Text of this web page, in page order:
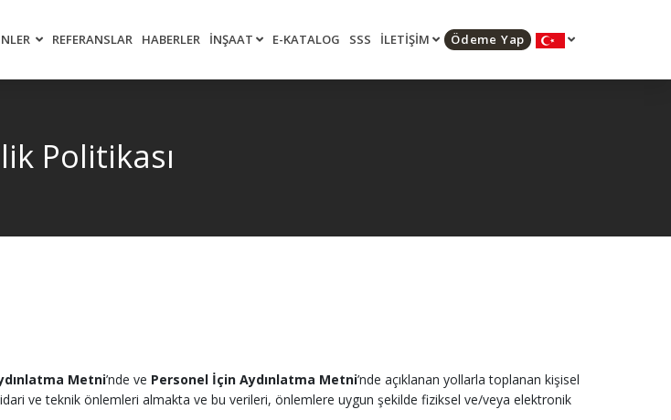
REFERANSLAR HABERLER İNŞAAT E-KATALOG SSS İLETİŞİM Ödeme Yap
Politikası
Metni’nde ve Personel İçin Aydınlatma Metni’nde açıklanan yollarla toplanan kişisel
ve teknik önlemleri almakta ve bu verileri, önlemlere uygun şekilde fiziksel ve/veya elektronik